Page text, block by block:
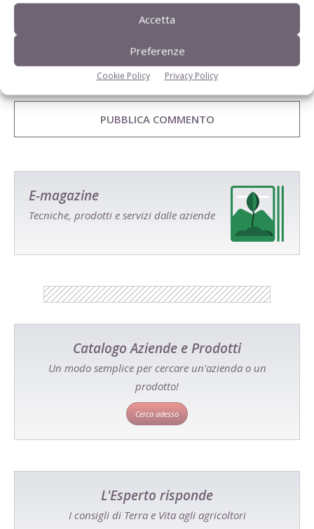
Accetta
Preferenze
Cookie Policy Privacy Policy
Salva il mio nome, email e sito web in questo browser per la
prossima volta che commento.
E-magazine
Tecniche, prodotti e servizi dalle aziende
Catalogo Aziende e Prodotti
Un modo semplice per cercare un'azienda o un
prodotto!
Cerca adesso
L'Esperto risponde
I consigli di Terra e Vita agli agricoltori